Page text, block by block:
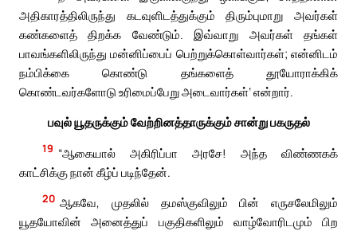
அதிகாரத்திலிருந்து கடவுளிடத்துக்கும் திரும்புமாறு அவர்கள்
கண்களைத் திறக்க வேண்டும். இவ்வாறு அவர்கள் தங்கள்
பாவங்களிலிருந்து மன்னிப்பைப் பெற்றுக்கொள்வார்கள்; என்னிடம்
நம்பிக்கை கொண்டு தங்களைத் தூயோராக்கிக்
கொண்டவர்களோடு உரிமைப்பேறு அடைவார்கள்’ என்றார்.
பவுல் யூதருக்கும் வேற்றினத்தாருக்கும் சான்று பகருதல்
19 “ஆகையால் அகிரிப்பா அரசே! அந்த விண்ணகக்
காட்சிக்கு நான் கீழ்ப் படிந்தேன்.
20 ஆகவே, முதலில் தமஸ்குவிலும் பின் எருசலேமிலும்
யூதயோவின் அனைத்துப் பகுதிகளிலும் வாழ்வோரிடமும் பிற